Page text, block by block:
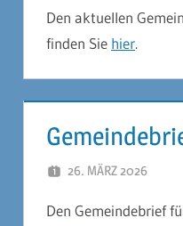
Den aktuellen
finden Sie hier.
26. MÄRZ 2026
Den Gemeindebrief